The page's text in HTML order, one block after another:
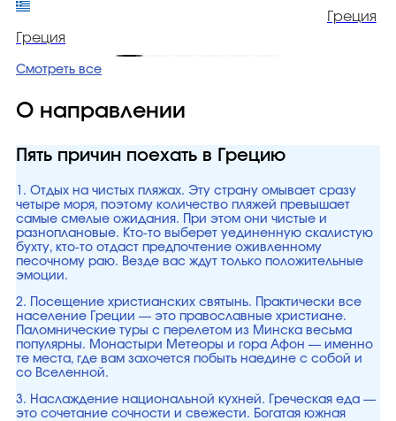
Греция
Греция
Смотреть все
О направлении
Пять причин поехать в Грецию
1. Отдых на чистых пляжах. Эту страну омывает сразу
четыре моря, поэтому количество пляжей превышает
самые смелые ожидания. При этом они чистые и
разноплановые. Кто-то выберет уединенную скалистую
бухту, кто-то отдаст предпочтение оживленному
песочному раю. Везде вас ждут только положительные
эмоции.
2. Посещение христианских святынь. Практически все
население Греции — это православные христиане.
Паломнические туры с перелетом из Минска весьма
популярны. Монастыри Метеоры и гора Афон — именно
те места, где вам захочется побыть наедине с собой и
со Вселенной.
3. Наслаждение национальной кухней. Греческая еда —
это сочетание сочности и свежести. Богатая южная